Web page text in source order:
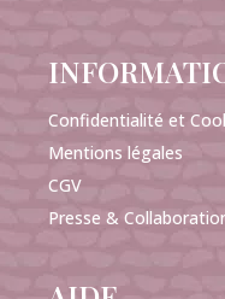
Confidentialité et
Mentions légales
CGV
Presse &